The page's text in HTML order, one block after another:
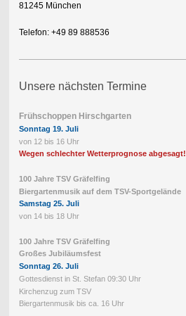
81245 München
Telefon: +49 89 888536
Unsere nächsten Termine
Frühschoppen Hirschgarten
Sonntag 19. Juli
von 12 bis 16 Uhr
Wegen schlechter Wetterprognose abgesagt!
100 Jahre TSV Gräfelfing
Biergartenmusik auf dem TSV-Sportgelände
Samstag 25. Juli
von 14 bis 18 Uhr
100 Jahre TSV Gräfelfing
Großes Jubiläumsfest
Sonntag 26. Juli
Gottesdienst in St. Stefan 09:30 Uhr
Kirchenzug zum TSV
Biergartenmusik bis ca. 16 Uhr